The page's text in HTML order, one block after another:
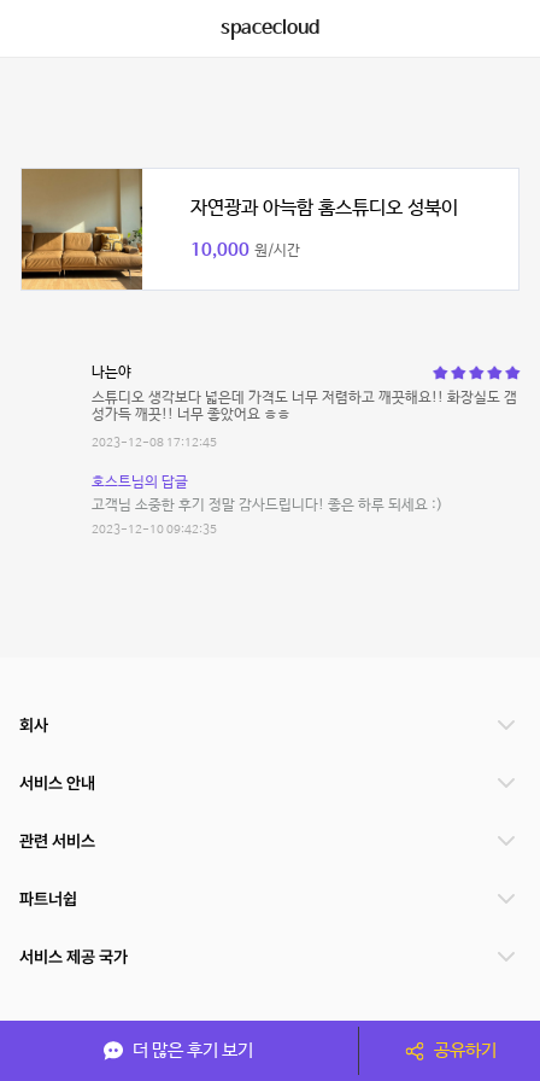
spacecloud
자연광과 아늑함 홈스튜디오 성북이
10,000 원/시간
나는야
스튜디오 생각보다 넓은데 가격도 너무 저렴하고 깨끗해요!! 화장실도 갬
성가득 깨끗!! 너무 좋았어요 ㅎㅎ
2023-12-08 17:12:45
호스트님의 답글
고객님 소중한 후기 정말 감사드립니다! 좋은 하루 되세요 :)
2023-12-10 09:42:35
더 많은 후기 보기 공유하기
회사
서비스 안내
관련 서비스
파트너쉽
서비스 제공 국가
(주)NSPACE 사업자정보